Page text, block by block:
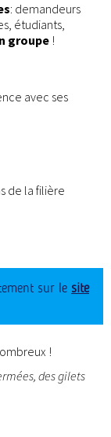
: demandeurs
étudiants,
groupe !
avec ses
de la filière
sur le site
!
des gilets